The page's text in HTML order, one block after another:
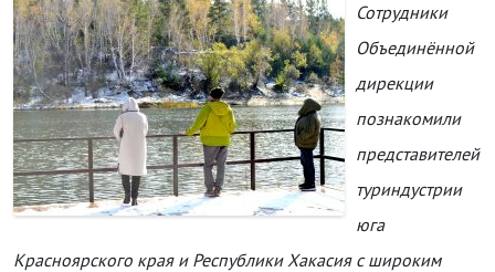
Сотрудники
Объединённой
дирекции
познакомили
представителей
туриндустрии
юга
Красноярского края и Республики Хакасия с широким